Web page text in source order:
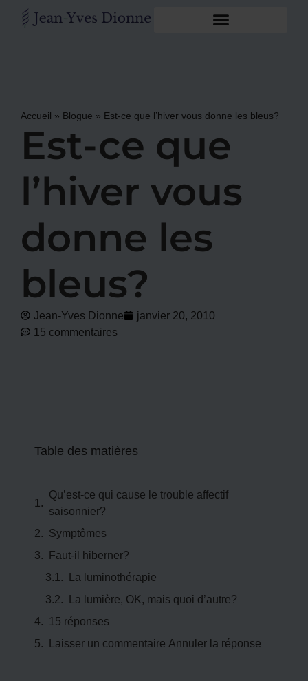
Accueil » Blogue » Est-ce que l’hiver vous donne les bleus?
Est-ce que
l’hiver vous
donne les
bleus?
Jean-Yves Dionne
janvier 20, 2010
15 commentaires
Table des matières
Qu’est-ce qui cause le trouble affectif
saisonnier?
Symptômes
Faut-il hiberner?
La luminothérapie
La lumière, OK, mais quoi d’autre?
15 réponses
Laisser un commentaire Annuler la réponse